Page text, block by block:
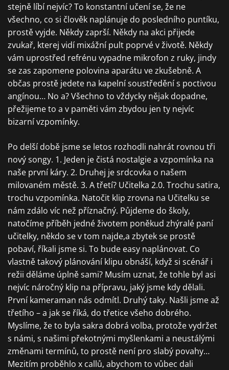
stejně líbí nejvíc? To konstantní učení se, že ne
všechno, co si člověk naplánuje do posledního puntíku,
prostě vyjde. Někdy zaprší. Někdy na akci přijede
zvukař, kterej vidí mixážní pult poprvé v životě. Někdy
vám uprostřed refrénu vypadne mikrofon z ruky, jindy
se zas zapomene polovina aparátu ve zkušebně. A
občas prostě jedete na kapelní soustředění s poctivou
angínou… No a? Všechno to vždycky nějak dopadne,
přežijeme to a v paměti vám zbydou jen ty nejvíc
bizarní vzpomínky.
Po delší době jsme se letos rozhodli nahrát rovnou tři
nový songy. 1. Jeden je čistá nostalgie a vzpomínka na
naše první káry. 2. Druhej je srdcovka o našem
milovaném městě. 3. A třetí? Učitelka 2.0. Trochu satira,
trochu vzpomínka. Natočit klip zrovna na Učitelku se
nám zdálo víc než příznačný. Půjdeme do školy,
natočíme příběh jedné životem poněkud zhýralé paní
učitelky, někdo se v tom najde,a zbytek se prostě
pobaví, říkali jsme si. To bude easy naplánovat. Co
vlastně takový plánování klipu obnáší, když si scénář i
režii děláme úplně sami? Musím uznat, že tohle byl asi
nejvíc náročný klip na přípravu, jaký jsme kdy dělali.
První kameraman nás odmítl. Druhý taky. Našli jsme až
třetího – a jak se říká, do třetice všeho dobrého.
Myslíme, že to byla sakra dobrá volba, protože vydržet
s námi, s našimi překotnými myšlenkami a neustálými
změnami termínů, to prostě není pro slabý povahy…
Mezitím proběhlo x callů, abychom to vůbec dali